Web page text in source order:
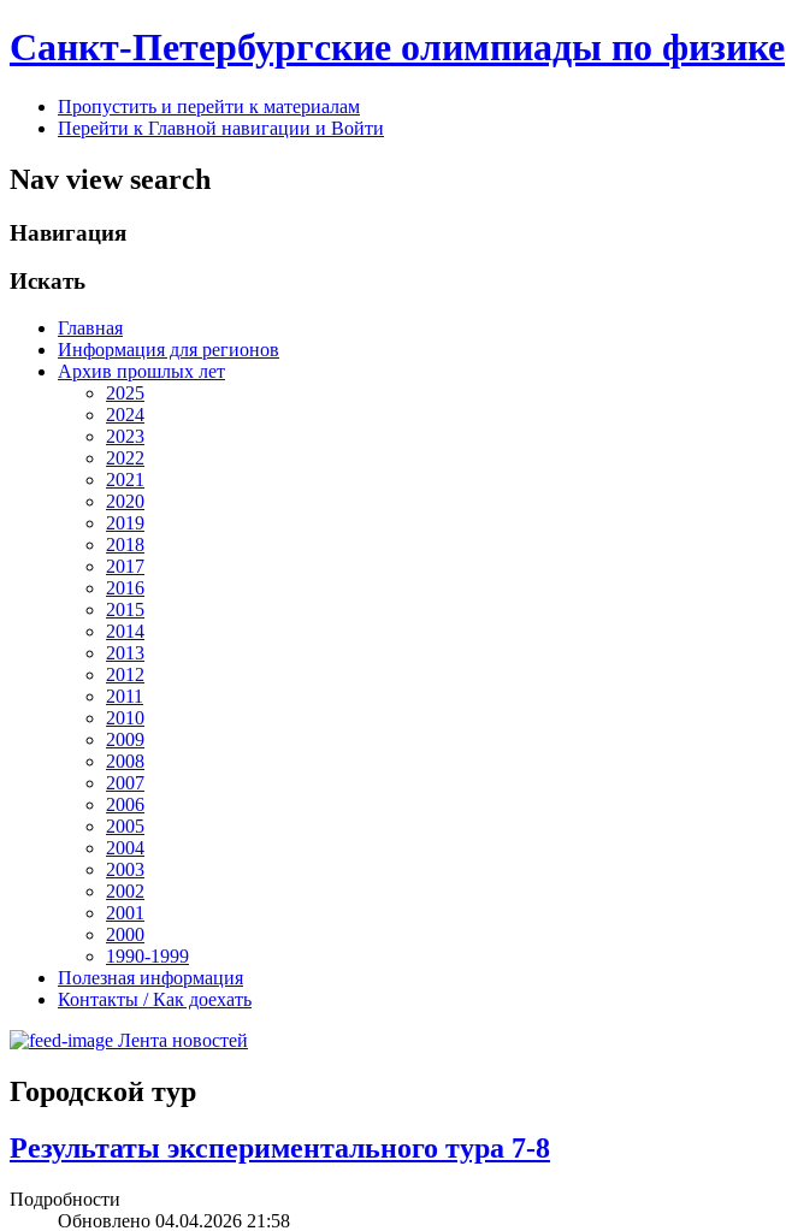
Санкт-Петербургские олимпиады по физике
Пропустить и перейти к материалам
Перейти к Главной навигации и Войти
Nav view search
Навигация
Искать
Главная
Информация для регионов
Архив прошлых лет
2025
2024
2023
2022
2021
2020
2019
2018
2017
2016
2015
2014
2013
2012
2011
2010
2009
2008
2007
2006
2005
2004
2003
2002
2001
2000
1990-1999
Полезная информация
Контакты / Как доехать
Лента новостей
Городской тур
Результаты экспериментального тура 7-8
Подробности
Обновлено 04.04.2026 21:58